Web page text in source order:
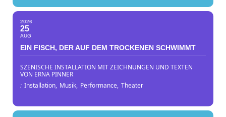
2026
25
AUG
EIN FISCH, DER AUF DEM TROCKENEN SCHWIMMT
SZENISCHE INSTALLATION MIT ZEICHNUNGEN UND TEXTEN
VON ERNA PINNER
: Installation, Musik, Performance, Theater